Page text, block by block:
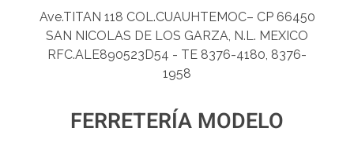
Ave.TITAN 118 COL.CUAUHTEMOC– CP 66450
SAN NICOLAS DE LOS GARZA, N.L. MEXICO
RFC.ALE890523D54 - TE 8376-4180, 8376-
1958
FERRETERÍA MODELO